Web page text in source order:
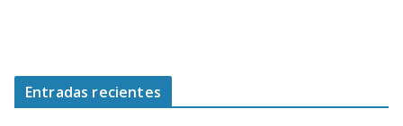
Entradas recientes